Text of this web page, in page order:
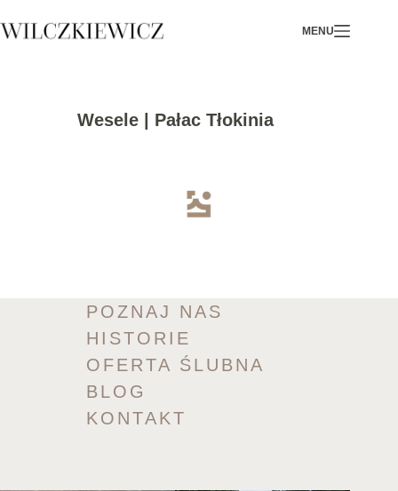
to
MENU
Wesele | Pałac Tłokinia
POZNAJ NAS
HISTORIE
OFERTA ŚLUBNA
BLOG
KONTAKT